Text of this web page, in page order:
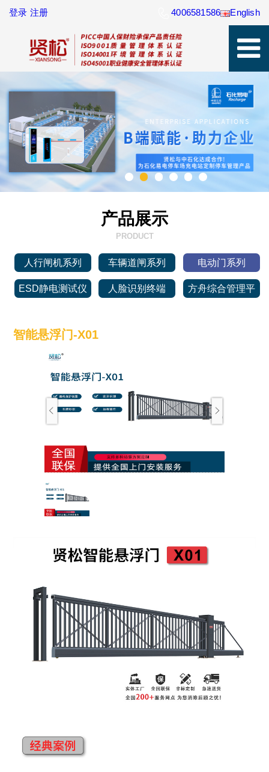
登录 注册 4006581586 English
产品展示
PRODUCT
人行闸机系列 车辆道闸系列 电动门系列
ESD静电测试仪 人脸识别终端
方舟综合管理平
智能悬浮门-X01